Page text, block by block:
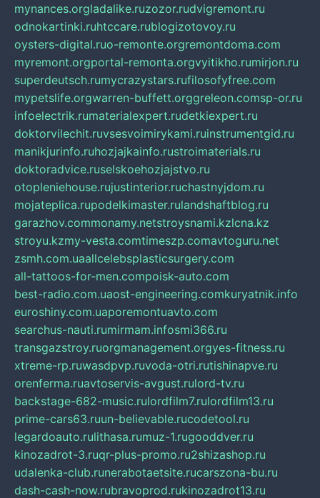
mynances.orgladalike.ruzozor.rudvigremont.ru
odnokartinki.ruhtccare.rublogizotovoy.ru
oysters-digital.ruo-remonte.orgremontdoma.com
myremont.orgportal-remonta.orgvyitikho.rumirjon.ru
superdeutsch.rumycrazystars.rufilosofyfree.com
mypetslife.orgwarren-buffett.orggreleon.comsp-or.ru
infoelectrik.rumaterialexpert.rudetkiexpert.ru
doktorvilechit.ruvsesvoimirykami.ruinstrumentgid.ru
manikjurinfo.ruhozjajkainfo.rustroimaterials.ru
doktoradvice.ruselskoehozjajstvo.ru
otopleniehouse.rujustinterior.ruchastnyjdom.ru
mojateplica.rupodelkimaster.rulandshaftblog.ru
garazhov.commonamy.netstroysnami.kzlcna.kz
stroyu.kzmy-vesta.comtimeszp.comavtoguru.net
zsmh.com.uaallcelebsplasticsurgery.com
all-tattoos-for-men.compoisk-auto.com
best-radio.com.uaost-engineering.comkuryatnik.info
euroshiny.com.uaporemontuavto.com
searchus-nauti.rumirmam.infosmi366.ru
transgazstroy.ruorgmanagement.orgyes-fitness.ru
xtreme-rp.ruwasdpvp.ruvoda-otri.rutishinapve.ru
orenferma.ruavtoservis-avgust.rulord-tv.ru
backstage-682-music.rulordfilm7.rulordfilm13.ru
prime-cars63.ruun-believable.rucodetool.ru
legardoauto.rulithasa.rumuz-1.rugooddver.ru
kinozadrot-3.ruqr-plus-promo.ru2shizashop.ru
udalenka-club.runerabotaetsite.rucarszona-bu.ru
dash-cash-now.rubravoprod.rukinozadrot13.ru